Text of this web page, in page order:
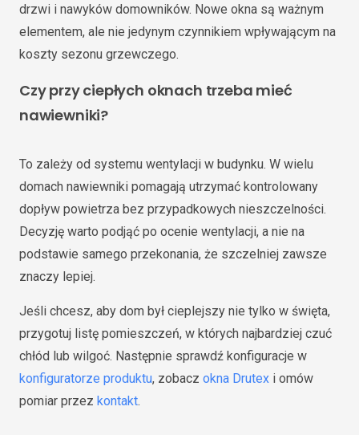
drzwi i nawyków domowników. Nowe okna są ważnym
elementem, ale nie jedynym czynnikiem wpływającym na
koszty sezonu grzewczego.
Czy przy ciepłych oknach trzeba mieć
nawiewniki?
To zależy od systemu wentylacji w budynku. W wielu
domach nawiewniki pomagają utrzymać kontrolowany
dopływ powietrza bez przypadkowych nieszczelności.
Decyzję warto podjąć po ocenie wentylacji, a nie na
podstawie samego przekonania, że szczelniej zawsze
znaczy lepiej.
Jeśli chcesz, aby dom był cieplejszy nie tylko w święta,
przygotuj listę pomieszczeń, w których najbardziej czuć
chłód lub wilgoć. Następnie sprawdź konfiguracje w
konfiguratorze produktu, zobacz okna Drutex i omów
pomiar przez kontakt.